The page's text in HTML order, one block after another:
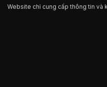
Website chỉ cung cấp thông tin và